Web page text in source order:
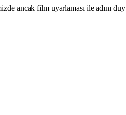
ancak film uyarlaması ile adını